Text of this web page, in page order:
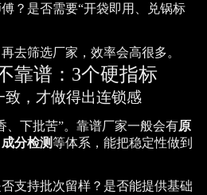
？是否需要“开袋即用、兑锅标
去筛选厂家，效率会高很多。
靠谱：3个硬指标
致，才做得出连锁感
、下批苦”。靠谱厂家一般会有原
分检测等体系，能把稳定性做到
支持批次留样？是否能提供基础